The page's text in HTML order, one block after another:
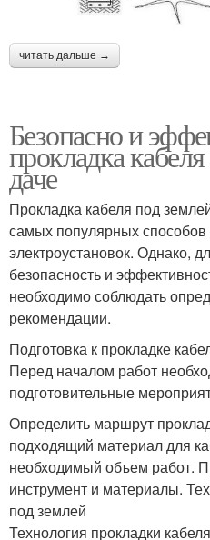
Кабель в дом
читать дальше →
Безопасно и
прокладка
даче
Прокладка кабеля под
самых популярных
электроустановок. Однако,
безопасность и
необходимо соблюдать
рекомендации.
Подготовка к прокладке
Перед началом работ
подготовительные
Определить маршрут
подходящий материал для
необходимый объем работ.
инструмент и материалы.
под землей
Технология прокладки